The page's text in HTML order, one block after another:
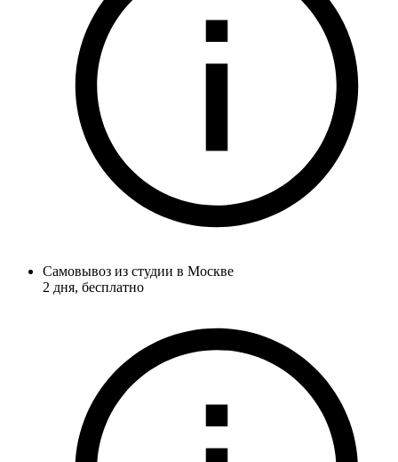
Самовывоз из студии в Москве
2 дня, бесплатно